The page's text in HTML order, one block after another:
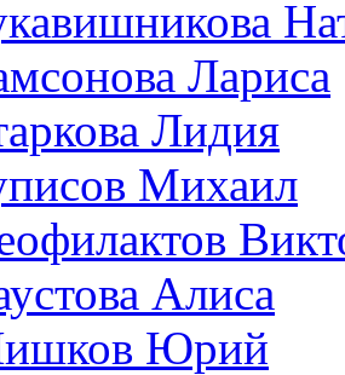
Лариса
Лидия
Михаил
Алиса
Юрий